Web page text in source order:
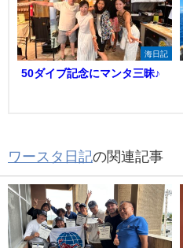
海日記
50ダイブ記念にマンタ三昧♪
ワースタ日記の関連記事